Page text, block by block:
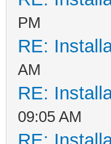
PM
RE:
AM
RE:
09:05 AM